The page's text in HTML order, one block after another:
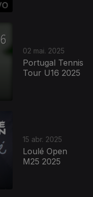
02 mai. 2025
Portugal Tennis
Tour U16 2025
15 abr. 2025
Loulé Open
M25 2025